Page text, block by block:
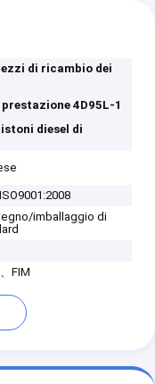
di ricambio dei
4D95L-1
diesel di
imballaggio di
FIM